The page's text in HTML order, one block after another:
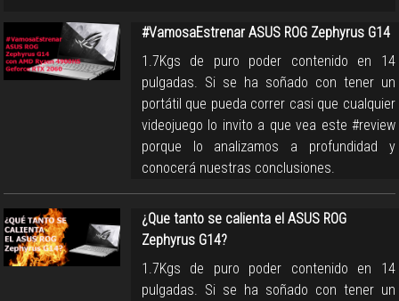
#VamosaEstrenar ASUS ROG Zephyrus G14
1.7Kgs de puro poder contenido en 14
pulgadas. Si se ha soñado con tener un
portátil que pueda correr casi que cualquier
videojuego lo invito a que vea este #review
porque lo analizamos a profundidad y
conocerá nuestras conclusiones.
¿Que tanto se calienta el ASUS ROG
Zephyrus G14?
1.7Kgs de puro poder contenido en 14
pulgadas. Si se ha soñado con tener un